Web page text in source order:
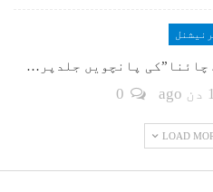
چائنا”کی پانچویں جلدپر…
1 دن ago
LOAD